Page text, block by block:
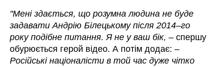
"Мені здається, що розумна людина не буде
задавати Андрію Білецькому після 2014–го
року подібне питання. Я не у ваш бік,– спершу
обурюється герой відео. А потім додає:–
Російські націоналісти в той час дуже чітко